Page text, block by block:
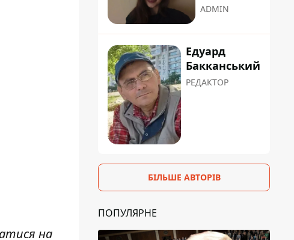
на
ADMIN
Едуард
Бакканський
РЕДАКТОР
БІЛЬШЕ АВТОРІВ
ПОПУЛЯРНЕ